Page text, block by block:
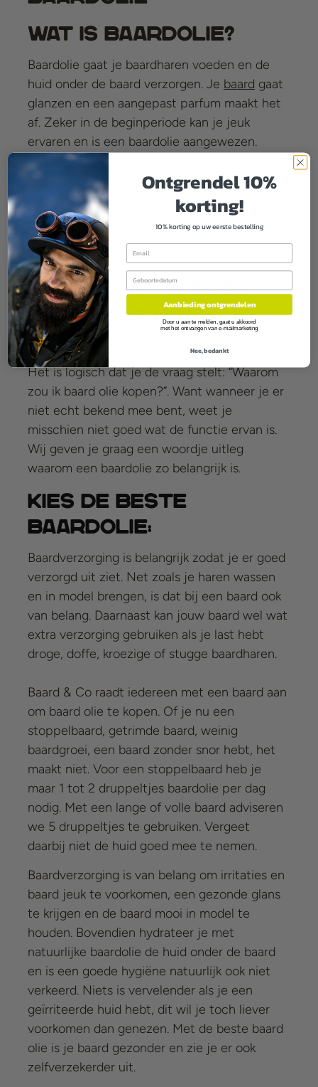
Wat is baardolie?
Baardolie gaat je baardharen voeden en de
huid onder de baard verzorgen. Je baard gaat
glanzen en een aangepast parfum maakt het
af. Zeker in de beginperiode kan je jeuk
ervaren en is een baardolie aangewezen.
Sommigen gebruiken het als parfum
aangezien je baardolie zo vaak kan gebruiken
als je wil. Als je baard olie wilt kopen, kies dan
voor de beste baardolie van goede kwaliteit
want de hydratatie van je huid en baard is
super belangrijk.
Waarom jouw baard,
baardolie nodig
heeft:
Het is logisch dat je de vraag stelt: “Waarom
zou ik baard olie kopen?”. Want wanneer je er
niet echt bekend mee bent, weet je
misschien niet goed wat de functie ervan is.
Wij geven je graag een woordje uitleg
waarom een baardolie zo belangrijk is.
Kies de beste
baardolie:
Baardverzorging is belangrijk zodat je er goed
verzorgd uit ziet. Net zoals je haren wassen
en in model brengen, is dat bij een baard ook
van belang. Daarnaast kan jouw baard wel wat
extra verzorging gebruiken als je last hebt
droge, doffe, kroezige of stugge baardharen.
Baard & Co raadt iedereen met een baard aan
om baard olie te kopen. Of je nu een
stoppelbaard, getrimde baard, weinig
baardgroei, een baard zonder snor hebt, het
maakt niet. Voor een stoppelbaard heb je
maar 1 tot 2 druppeltjes baardolie per dag
nodig. Met een lange of volle baard adviseren
we 5 druppeltjes te gebruiken. Vergeet
daarbij niet de huid goed mee te nemen.
Baardverzorging is van belang om irritaties en
baard jeuk te voorkomen, een gezonde glans
te krijgen en de baard mooi in model te
houden. Bovendien hydrateer je met
natuurlijke baardolie de huid onder de baard
en is een goede hygiëne natuurlijk ook niet
verkeerd. Niets is vervelender als je een
geïrriteerde huid hebt, dit wil je toch liever
voorkomen dan genezen. Met de beste baard
olie is je baard gezonder en zie je er ook
zelfverzekerder uit.
Ontgrendel 10%
korting!
10% korting op uw eerste bestelling
Email
Birthday
Aanbieding ontgrendelen
Door u aan te melden, gaat u akkoord
met het ontvangen van e-mailmarketing
Nee, bedankt